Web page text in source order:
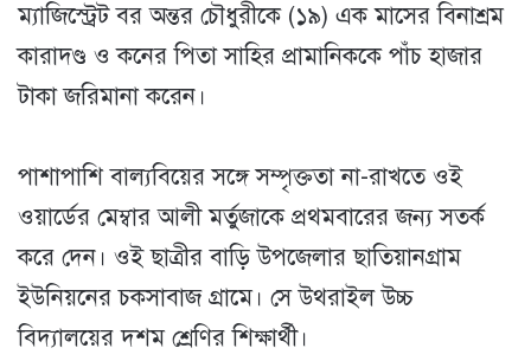
ম্যাজিস্ট্রেট বর অন্তর চৌধুরীকে (১৯) এক মাসের বিনাশ্রম
কারাদণ্ড ও কনের পিতা সাহির প্রামানিককে পাঁচ হাজার
টাকা জরিমানা করেন।
পাশাপাশি বাল্যবিয়ের সঙ্গে সম্পৃক্ততা না-রাখতে ওই
ওয়ার্ডের মেম্বার আলী মর্তুজাকে প্রথমবারের জন্য সতর্ক
করে দেন। ওই ছাত্রীর বাড়ি উপজেলার ছাতিয়ানগ্রাম
ইউনিয়নের চকসাবাজ গ্রামে। সে উথরাইল উচ্চ
বিদ্যালয়ের দশম শ্রেণির শিক্ষার্থী।